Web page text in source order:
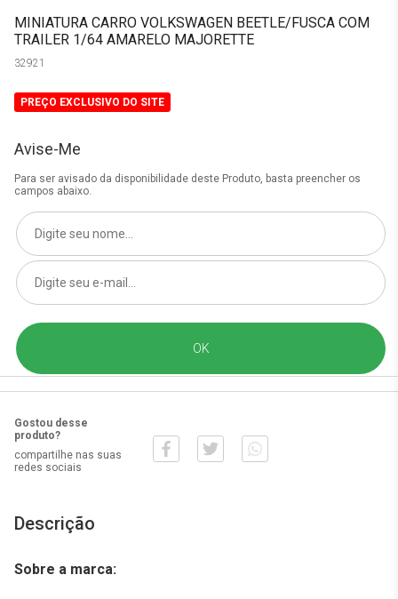
MINIATURA CARRO VOLKSWAGEN BEETLE/FUSCA COM
TRAILER 1/64 AMARELO MAJORETTE
32921
PREÇO EXCLUSIVO DO SITE
Avise-Me
Para ser avisado da disponibilidade deste Produto, basta preencher os
campos abaixo.
Gostou desse
produto?
compartilhe nas suas
redes sociais
Descrição
Sobre a marca: